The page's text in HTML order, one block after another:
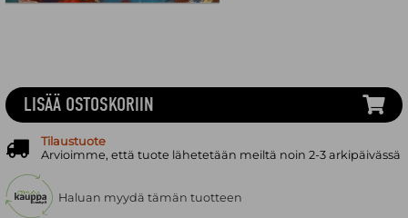
LISÄÄ OSTOSKORIIN
Tilaustuote
Arvioimme, että tuote lähetetään meiltä noin 2-3 arkipäivässä
Haluan myydä tämän tuotteen